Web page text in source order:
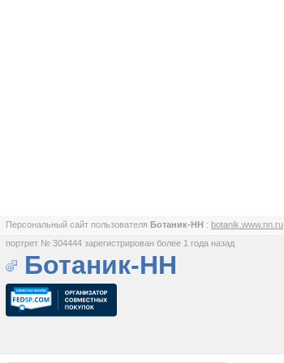
Персональный сайт пользователя Ботаник-НН : botanik.www.nn.ru
портрет № 304444 зарегистрирован более 1 года назад
Ботаник-НН